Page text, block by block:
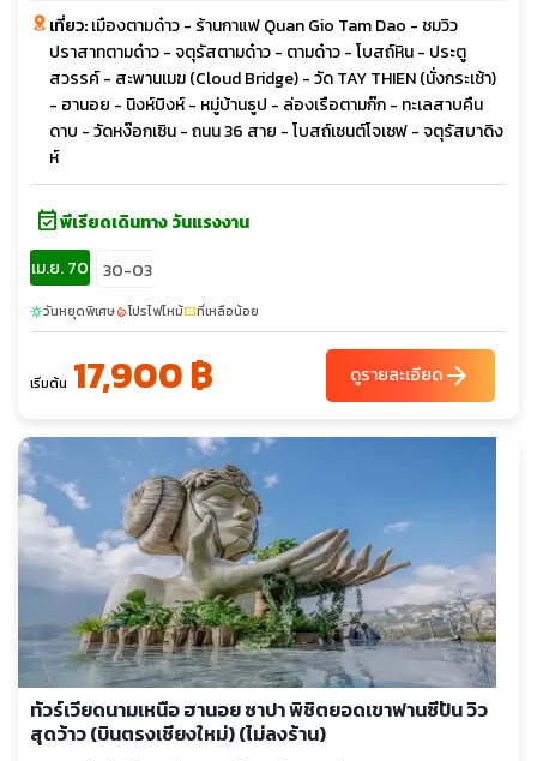
เที่ยว:เมืองตามด๋าว - ร้านกาแฟ Quan Gio Tam Dao - ชมวิว
ปราสาทตามด๋าว - จตุรัสตามด๋าว - ตามด๋าว - โบสถ์หิน - ประตู
สวรรค์ - สะพานเมฆ (Cloud Bridge) - วัด TAY THIEN (นั่งกระเช้า)
- ฮานอย - นิงห์บิงห์ - หมู่บ้านธูป - ล่องเรือตามก๊ก - ทะเลสาบคืน
ดาบ - วัดหง๊อกเซิน - ถนน 36 สาย - โบสถ์เซนต์โจเซฟ - จตุรัสบาดิง
ห์
event_availableพีเรียดเดินทาง วันแรงงาน
เม.ย. 70
30-03
sunnyวันหยุดพิเศษlocal_fire_departmentโปรไฟไหม้confirmation_numberที่เหลือน้อย
เริ่มต้น 17,900 ฿ ดูรายละเอียดarrow_forward
ทัวร์เวียดนามเหนือ ฮานอย ซาปา พิชิตยอดเขาฟานซีปัน วิว
สุดว้าว (บินตรงเชียงใหม่) (ไม่ลงร้าน)